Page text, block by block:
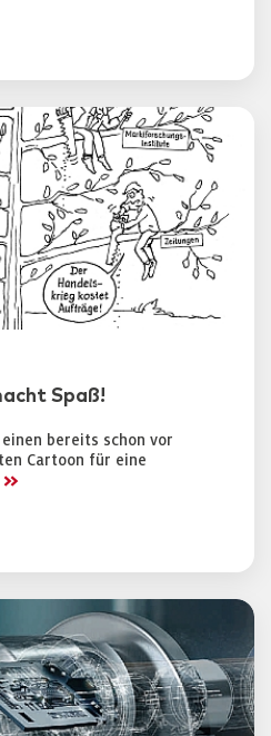
Spaß!
bereits schon vor
Cartoon für eine
>>